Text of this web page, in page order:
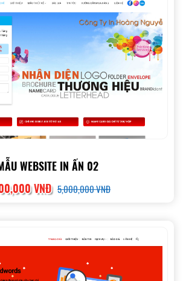
WEBSITE IN ẤN 02
VNĐ 5,000,000 VNĐ